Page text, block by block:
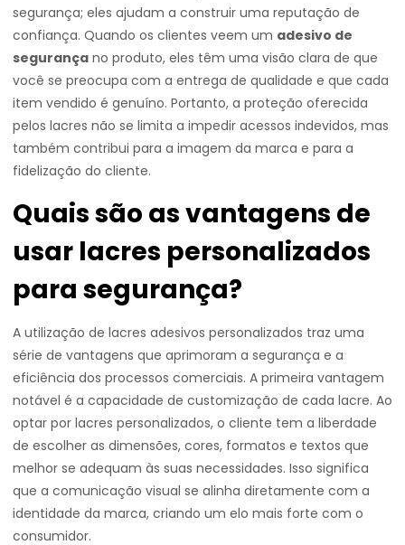
segurança; eles ajudam a construir uma reputação de
confiança. Quando os clientes veem um adesivo de
segurança no produto, eles têm uma visão clara de que
você se preocupa com a entrega de qualidade e que cada
item vendido é genuíno. Portanto, a proteção oferecida
pelos lacres não se limita a impedir acessos indevidos, mas
também contribui para a imagem da marca e para a
fidelização do cliente.
Quais são as vantagens de
usar lacres personalizados
para segurança?
A utilização de lacres adesivos personalizados traz uma
série de vantagens que aprimoram a segurança e a
eficiência dos processos comerciais. A primeira vantagem
notável é a capacidade de customização de cada lacre. Ao
optar por lacres personalizados, o cliente tem a liberdade
de escolher as dimensões, cores, formatos e textos que
melhor se adequam às suas necessidades. Isso significa
que a comunicação visual se alinha diretamente com a
identidade da marca, criando um elo mais forte com o
consumidor.